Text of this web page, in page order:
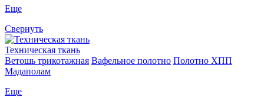
Еще
Свернуть
Техническая ткань
Ветошь трикотажная Вафельное полотно Полотно ХПП
Мадаполам
Еще